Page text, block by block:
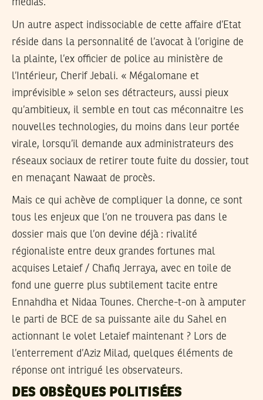
médias.
Un autre aspect indissociable de cette affaire d’Etat
réside dans la personnalité de l’avocat à l’origine de
la plainte, l’ex officier de police au ministère de
l’Intérieur, Cherif Jebali. « Mégalomane et
imprévisible » selon ses détracteurs, aussi pieux
qu’ambitieux, il semble en tout cas méconnaitre les
nouvelles technologies, du moins dans leur portée
virale, lorsqu’il demande aux administrateurs des
réseaux sociaux de retirer toute fuite du dossier, tout
en menaçant Nawaat de procès.
Mais ce qui achève de compliquer la donne, ce sont
tous les enjeux que l’on ne trouvera pas dans le
dossier mais que l’on devine déjà : rivalité
régionaliste entre deux grandes fortunes mal
acquises Letaief / Chafiq Jerraya, avec en toile de
fond une guerre plus subtilement tacite entre
Ennahdha et Nidaa Tounes. Cherche-t-on à amputer
le parti de BCE de sa puissante aile du Sahel en
actionnant le volet Letaief maintenant ? Lors de
l’enterrement d’Aziz Milad, quelques éléments de
réponse ont intrigué les observateurs.
DES OBSÈQUES POLITISÉES